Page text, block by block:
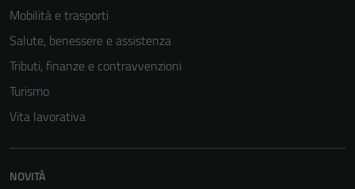
Mobilità e trasporti
Salute, benessere e assistenza
Tributi, finanze e contravvenzioni
Turismo
Vita lavorativa
NOVITÀ